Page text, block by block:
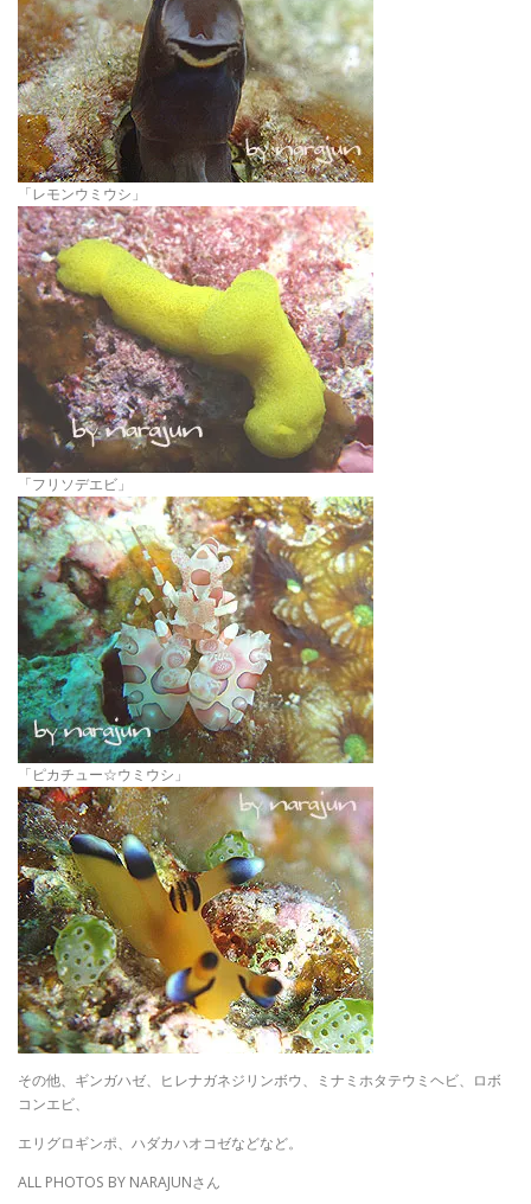
「レモンウミウシ」
「フリソデエビ」
「ピカチュー☆ウミウシ」
その他、ギンガハゼ、ヒレナガネジリンボウ、ミナミホタテウミヘビ、ロボ
コンエビ、
エリグロギンポ、ハダカハオコゼなどなど。
ALL PHOTOS BY NARAJUNさん